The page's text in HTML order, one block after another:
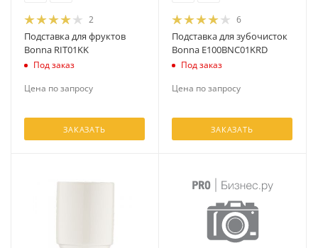
2
Подставка для фруктов
Bonna RIT01KK
Под заказ
Цена по запросу
ЗАКАЗАТЬ
6
Подставка для зубочисток
Bonna E100BNC01KRD
Под заказ
Цена по запросу
ЗАКАЗАТЬ